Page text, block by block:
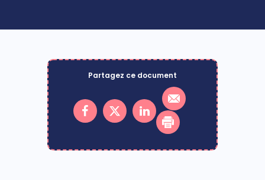
Partagez ce document